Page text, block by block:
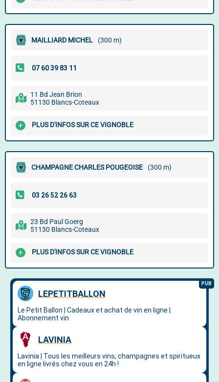
MAILLIARD MICHEL (300 m)
11 Bd Jean Brion
51130 Blancs-Coteaux
PLUS D'INFOS SUR CE VIGNOBLE
CHAMPAGNE CHARLES POUGEOISE (300 m)
23 Bd Paul Goerg
51130 Blancs-Coteaux
PLUS D'INFOS SUR CE VIGNOBLE